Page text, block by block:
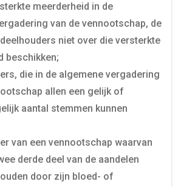
meerderheid in de
van de vennootschap, de
niet over die versterkte
beschikken;
die in de algemene vergadering
allen een gelijk of
aantal stemmen kunnen
van een vennootschap waarvan
derde deel van de aandelen
door zijn bloed- of